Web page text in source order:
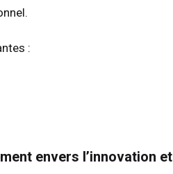
:
envers l’innovation et